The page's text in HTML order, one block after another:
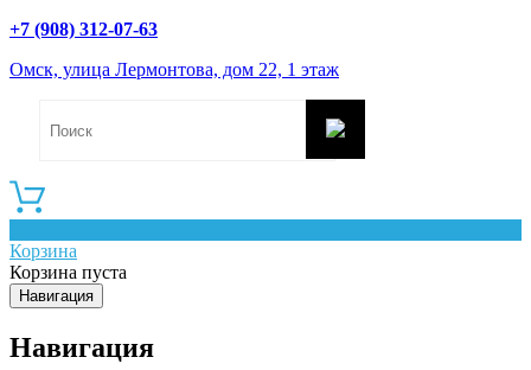
+7 (908) 312-07-63
Омск, улица Лермонтова, дом 22, 1 этаж
Корзина
Корзина пуста
Навигация
Навигация